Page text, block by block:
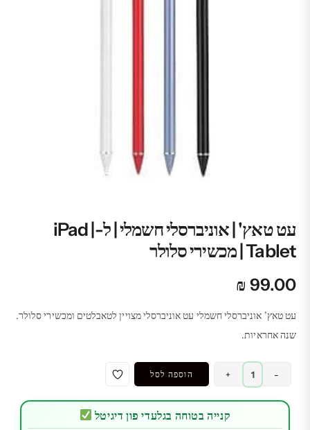
עט טאץ' | אוניברסלי חשמלי | ל-iPad |
Tablet | מכשירי סלולר
₪ 99.00
עט טאץ’ אוניברסלי חשמלי עט אוניברסלי מצויין לטאבלטים ומכשירי סלולר.
שנה אחראיות.
-
כמות
של
עט
+ הוספה לסל
קנייה בטוחה בגלעדי פון דיגיטל